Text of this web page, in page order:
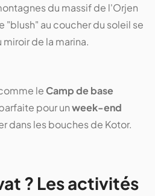
du massif de l'Orjen
"blush" au coucher du soleil se
de la marina.
le Camp de base
pour unweek-end
dans les bouches de Kotor.
? Les activités